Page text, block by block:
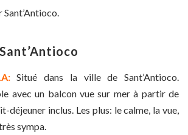
Sant’Antioco.
Situé dans la ville de Sant’Antioco.
avec un balcon vue sur mer à partir de
déjeuner inclus. Les plus: le calme, la vue,
sympa.